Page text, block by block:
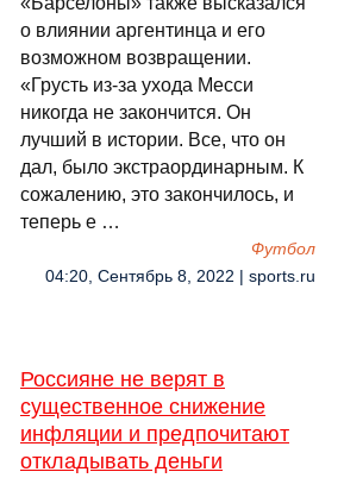
о влиянии аргентинца и его
возможном возвращении.
«Грусть из-за ухода Месси
никогда не закончится. Он
лучший в истории. Все, что он
дал, было экстраординарным. К
сожалению, это закончилось, и
теперь е …
Футбол
04:20, Сентябрь 8, 2022 | sports.ru
Россияне не верят в
существенное снижение
инфляции и предпочитают
откладывать деньги